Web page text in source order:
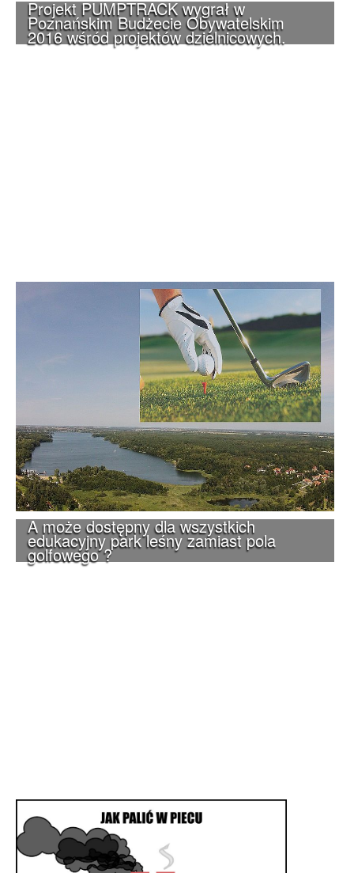
Projekt PUMPTRACK wygrał w
Poznańskim Budżecie Obywatelskim
2016 wśród projektów dzielnicowych.
A może dostępny dla wszystkich
edukacyjny park leśny zamiast pola
golfowego ?